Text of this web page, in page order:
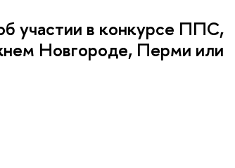
участии в конкурсе ППС,
Новгороде, Перми или